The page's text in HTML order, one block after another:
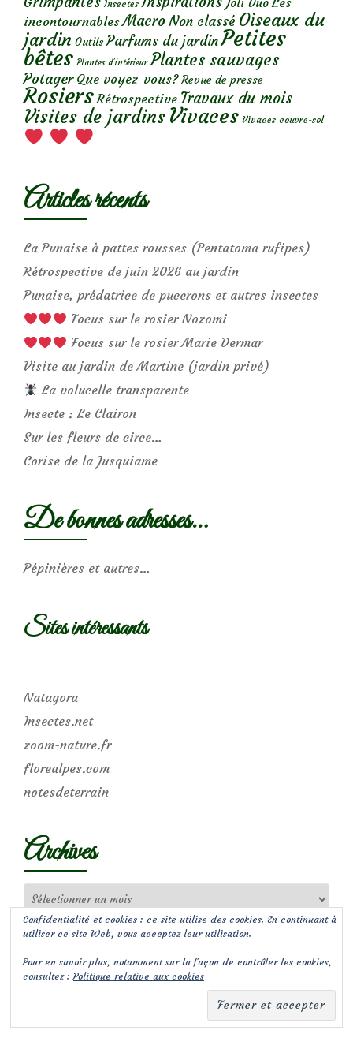
Insectes
incontournables Macro Non classé Oiseaux du
jardin Outils Parfums du jardinPetites
bêtes Plantes d’intérieur Plantes sauvages
Potager Que voyez-vous? Revue de presse
Rosiers Rétrospective Travaux du mois
Visites de jardins Vivaces Vivaces couvre-sol
Articles récents
La Punaise à pattes rousses (Pentatoma rufipes)
Rétrospective de juin 2026 au jardin
Punaise, prédatrice de pucerons et autres insectes
Focus sur le rosier Nozomi
Focus sur le rosier Marie Dermar
Visite au jardin de Martine (jardin privé)
La volucelle transparente
Insecte : Le Clairon
Sur les fleurs de circe…
Corise de la Jusquiame
De bonnes adresses…
Pépinières et autres…
Sites intéressants
Natagora
Insectes.net
zoom-nature.fr
florealpes.com
notesdeterrain
Archives
Confidentialité et cookies : ce site utilise des cookies. En continuant à
utiliser ce site Web, vous acceptez leur utilisation.
Pour en savoir plus, notamment sur la façon de contrôler les cookies,
consultez :Politique relative aux cookies